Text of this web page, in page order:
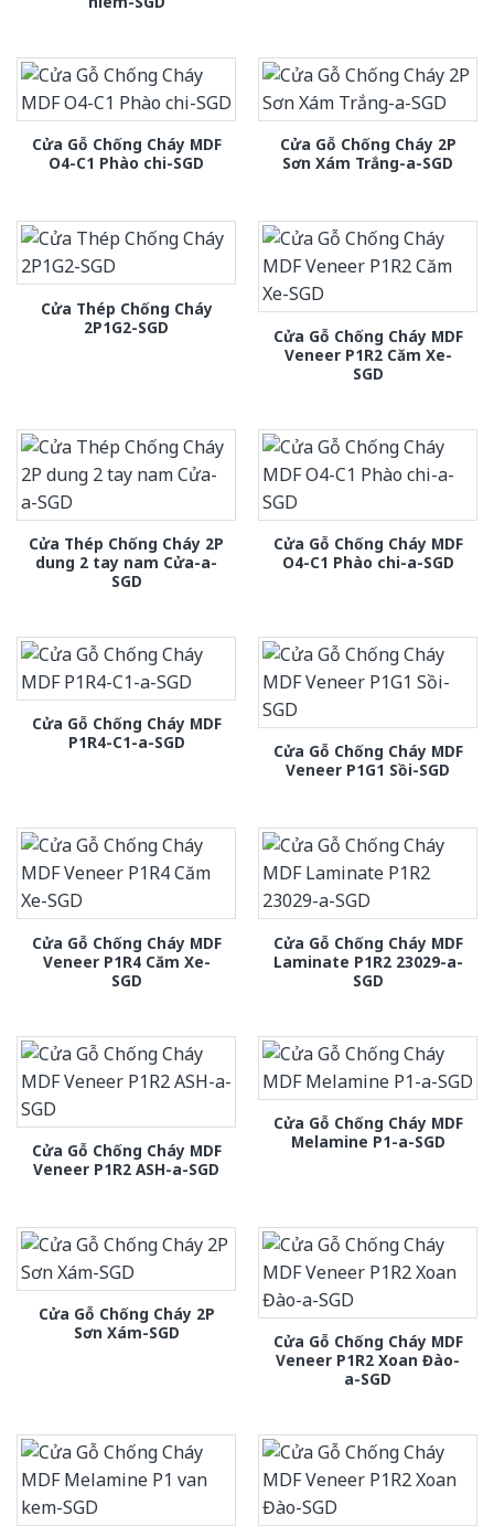
Cửa Gỗ Chống Cháy MDF
O4-C1 Phào chi-SGD
Cửa Gỗ Chống Cháy 2P
Sơn Xám Trắng-a-SGD
Cửa Thép Chống Cháy
2P1G2-SGD
Cửa Gỗ Chống Cháy MDF
Veneer P1R2 Căm Xe-
SGD
Cửa Thép Chống Cháy 2P
dung 2 tay nam Cửa-a-
SGD
Cửa Gỗ Chống Cháy MDF
O4-C1 Phào chi-a-SGD
Cửa Gỗ Chống Cháy MDF
P1R4-C1-a-SGD
Cửa Gỗ Chống Cháy MDF
Veneer P1G1 Sồi-SGD
Cửa Gỗ Chống Cháy MDF
Veneer P1R4 Căm Xe-
SGD
Cửa Gỗ Chống Cháy MDF
Laminate P1R2 23029-a-
SGD
Cửa Gỗ Chống Cháy MDF
Veneer P1R2 ASH-a-SGD
Cửa Gỗ Chống Cháy MDF
Melamine P1-a-SGD
Cửa Gỗ Chống Cháy 2P
Sơn Xám-SGD
Cửa Gỗ Chống Cháy MDF
Veneer P1R2 Xoan Đào-
a-SGD